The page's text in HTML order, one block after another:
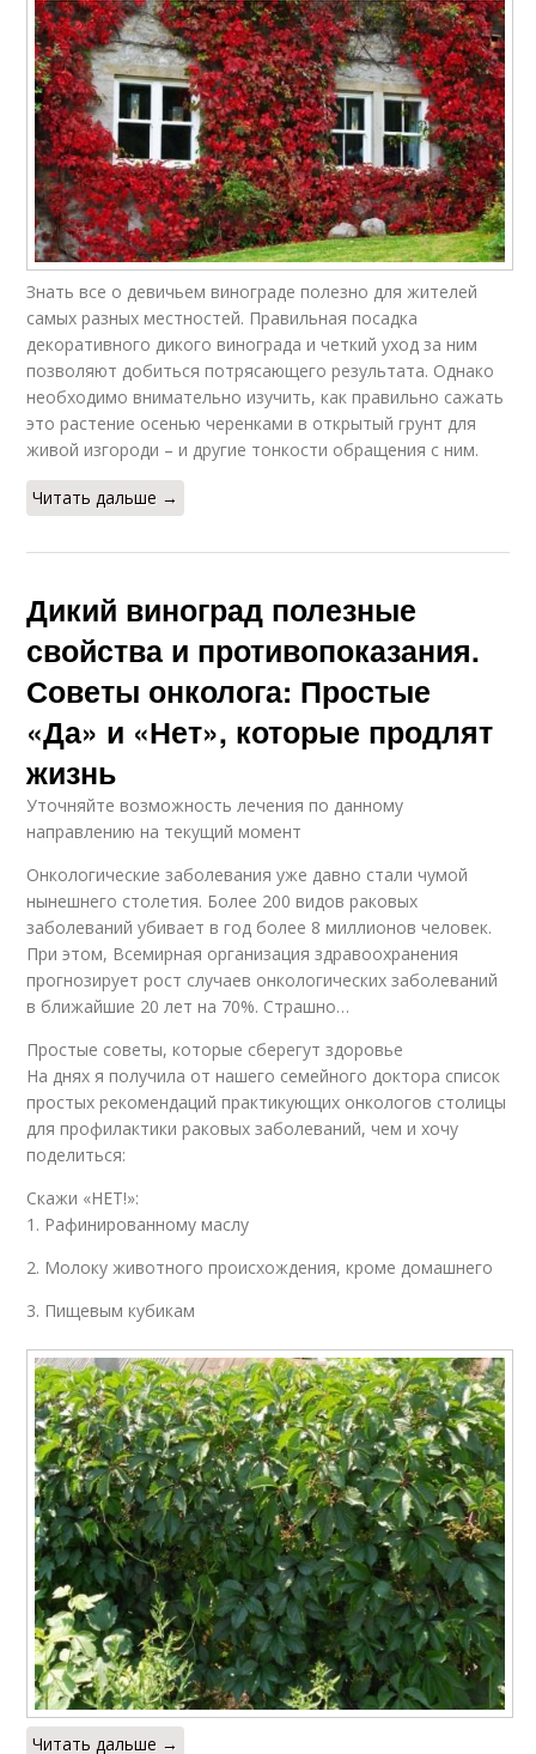
Знать все о девичьем винограде полезно для жителей
самых разных местностей. Правильная посадка
декоративного дикого винограда и четкий уход за ним
позволяют добиться потрясающего результата. Однако
необходимо внимательно изучить, как правильно сажать
это растение осенью черенками в открытый грунт для
живой изгороди – и другие тонкости обращения с ним.
Читать дальше →
Дикий виноград полезные
свойства и противопоказания.
Советы онколога: Простые
«Да» и «Нет», которые продлят
жизнь
Уточняйте возможность лечения по данному
направлению на текущий момент
Онкологические заболевания уже давно стали чумой
нынешнего столетия. Более 200 видов раковых
заболеваний убивает в год более 8 миллионов человек.
При этом, Всемирная организация здравоохранения
прогнозирует рост случаев онкологических заболеваний
в ближайшие 20 лет на 70%. Страшно…
Простые советы, которые сберегут здоровье
На днях я получила от нашего семейного доктора список
простых рекомендаций практикующих онкологов столицы
для профилактики раковых заболеваний, чем и хочу
поделиться:
Скажи «НЕТ!»:
1. Рафинированному маслу
2. Молоку животного происхождения, кроме домашнего
3. Пищевым кубикам
Читать дальше →